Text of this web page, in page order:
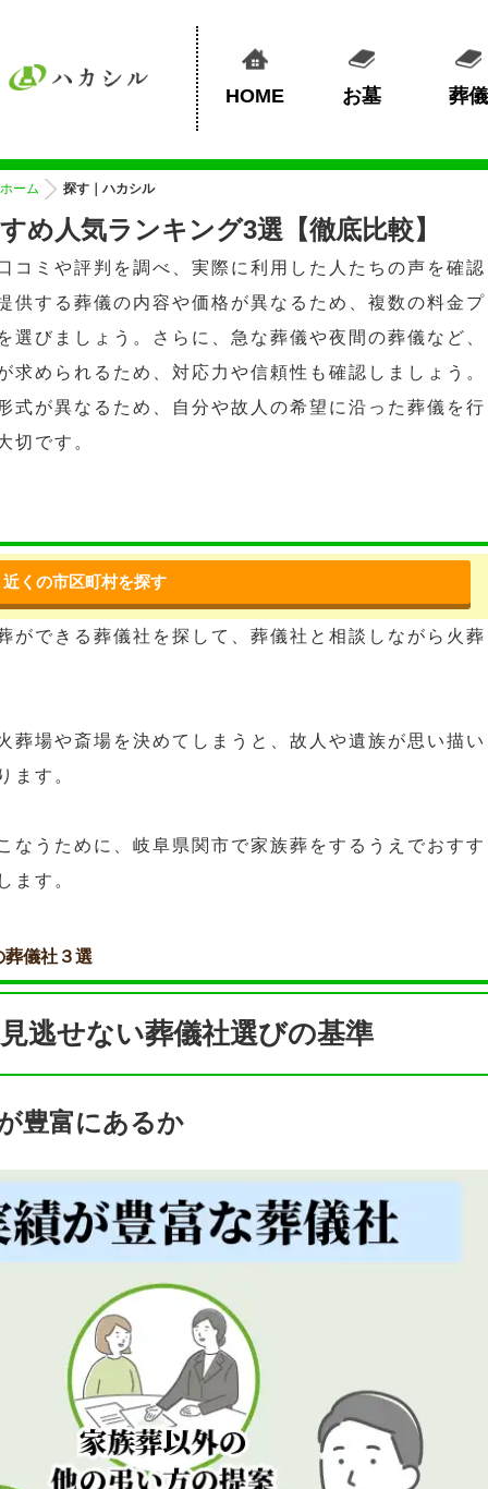
HOME お墓 葬儀
ホーム 探す｜ハカシル
め人気ランキング3選【徹底比較】
コミや評判を調べ、実際に利用した人たちの声を確認
供する葬儀の内容や価格が異なるため、複数の料金プ
選びましょう。さらに、急な葬儀や夜間の葬儀など、
求められるため、対応力や信頼性も確認しましょう。
式が異なるため、自分や故人の希望に沿った葬儀を行
切です。
近くの市区町村を探す
ができる葬儀社を探して、葬儀社と相談しながら火葬
葬場や斎場を決めてしまうと、故人や遺族が思い描い
ます。
なうために、岐阜県関市で家族葬をするうえでおすす
ます。
儀社３選
逃せない葬儀社選びの基準
豊富にあるか